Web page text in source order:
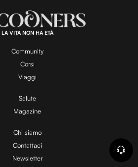
a
y
V
i
d
:
1
0
0
.
0
LA VITA NON HA ETÀ
Community
Corsi
Viaggi
Salute
Magazine
Chi siamo
Contattaci
Newsletter